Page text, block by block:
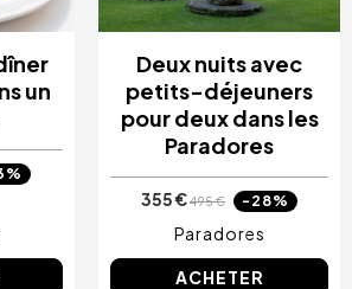
un
Deux nuits avec
petits-déjeuners
pour deux dans les
Paradores
355 €495 € -28%
Paradores
ACHETER